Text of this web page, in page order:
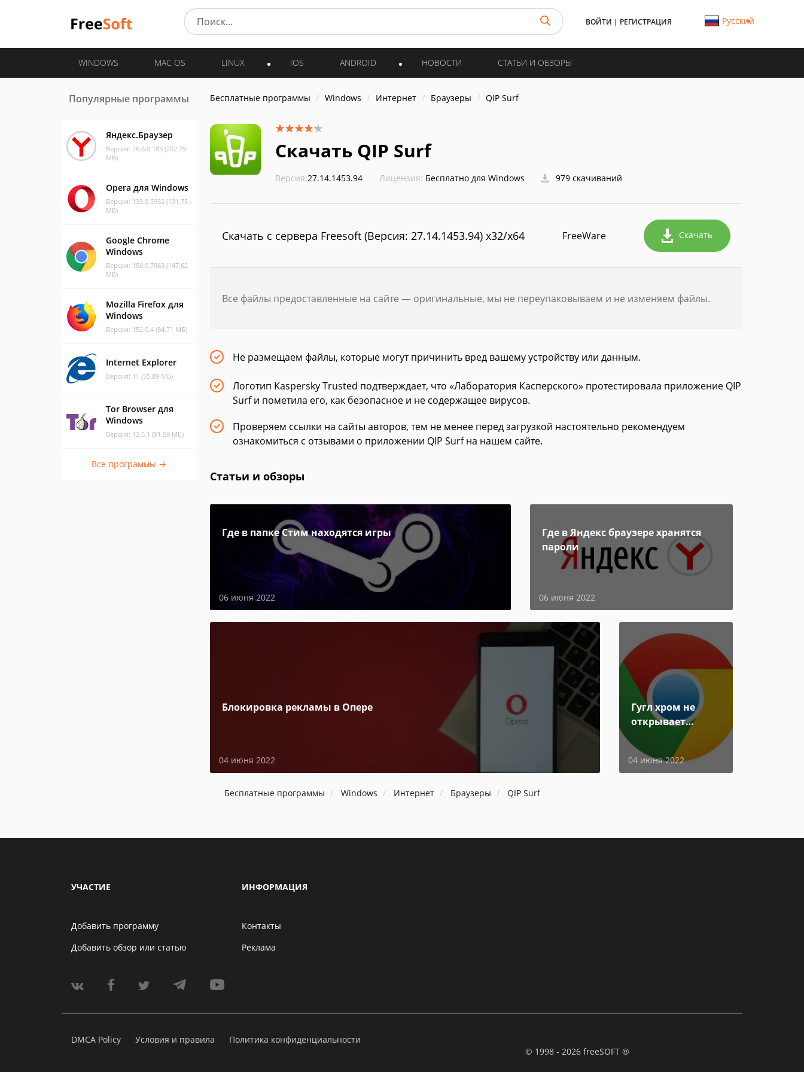
ВОЙТИ | РЕГИСТРАЦИЯ Русский
WINDOWS MAC OS LINUX IOS ANDROID НОВОСТИ СТАТЬИ И ОБЗОРЫ
Популярные программы
Яндекс.Браузер
Версия: 26.6.0.183 (202.29
МБ)
Opera для Windows
Версия: 133.0.5932 (131.75
МБ)
Google Chrome
Windows
Версия: 150.0.7863 (147.62
МБ)
Mozilla Firefox для
Windows
Версия: 152.0.4 (84.71 МБ)
Internet Explorer
Версия: 11 (55.89 МБ)
Tor Browser для
Windows
Версия: 12.5.1 (91.59 МБ)
Все программы →
Бесплатные программы Windows Интернет Браузеры QIP Surf
Скачать QIP Surf
Версия:27.14.1453.94 Лицензия: Бесплатно для Windows 979 скачиваний
Скачать с сервера Freesoft (Версия: 27.14.1453.94) x32/x64 FreeWare Скачать
Все файлы предоставленные на сайте — оригинальные, мы не переупаковываем и не изменяем файлы.
Не размещаем файлы, которые могут причинить вред вашему устройству или данным.
Логотип Kaspersky Trusted подтверждает, что «Лаборатория Касперского» протестировала приложение QIP
Surf и пометила его, как безопасное и не содержащее вирусов.
Проверяем ссылки на сайты авторов, тем не менее перед загрузкой настоятельно рекомендуем
ознакомиться с отзывами о приложении QIP Surf на нашем сайте.
Статьи и обзоры
Где в папке Стим находятся игры
06 июня 2022
Где в Яндекс браузере хранятся
пароли
06 июня 2022
Блокировка рекламы в Опере
04 июня 2022
Гугл хром не
открывает
04 июня 2022
Бесплатные программы Windows Интернет Браузеры QIP Surf
УЧАСТИЕ
Добавить программу
Добавить обзор или статью
ИНФОРМАЦИЯ
Контакты
Реклама
DMCA Policy Условия и правила
Политика конфиденциальности
© 1998 - 2026 freeSOFT ®